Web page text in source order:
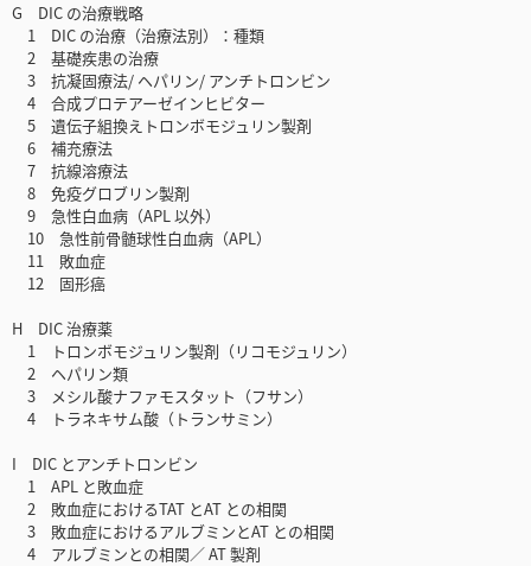
G DIC の治療戦略
1 DIC の治療（治療法別）：種類
2 基礎疾患の治療
3 抗凝固療法/ ヘパリン/ アンチトロンビン
4 合成プロテアーゼインヒビター
5 遺伝子組換えトロンボモジュリン製剤
6 補充療法
7 抗線溶療法
8 免疫グロブリン製剤
9 急性白血病（APL 以外）
10 急性前骨髄球性白血病（APL）
11 敗血症
12 固形癌
H DIC 治療薬
1 トロンボモジュリン製剤（リコモジュリン）
2 ヘパリン類
3 メシル酸ナファモスタット（フサン）
4 トラネキサム酸（トランサミン）
I DIC とアンチトロンビン
1 APL と敗血症
2 敗血症におけるTAT とAT との相関
3 敗血症におけるアルブミンとAT との相関
4 アルブミンとの相関／ AT 製剤